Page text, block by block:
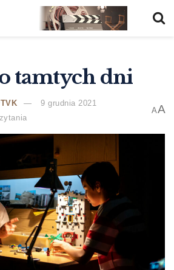
tamtych dni
9 grudnia 2021
AA